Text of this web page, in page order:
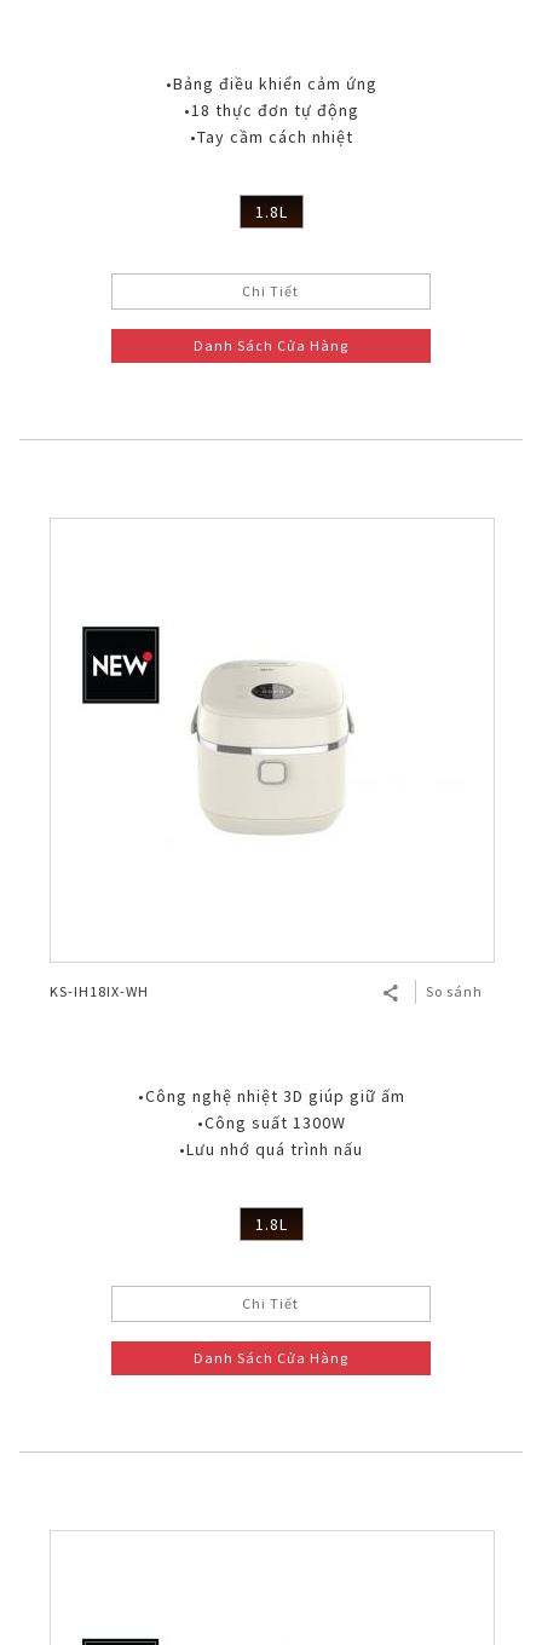
•Bảng điều khiển cảm ứng
•18 thực đơn tự động
•Tay cầm cách nhiệt
1.8L
Chi Tiết
Danh Sách Cửa Hàng
KS-IH18IX-WH So sánh
•Công nghệ nhiệt 3D giúp giữ ấm
•Công suất 1300W
•Lưu nhớ quá trình nấu
1.8L
Chi Tiết
Danh Sách Cửa Hàng